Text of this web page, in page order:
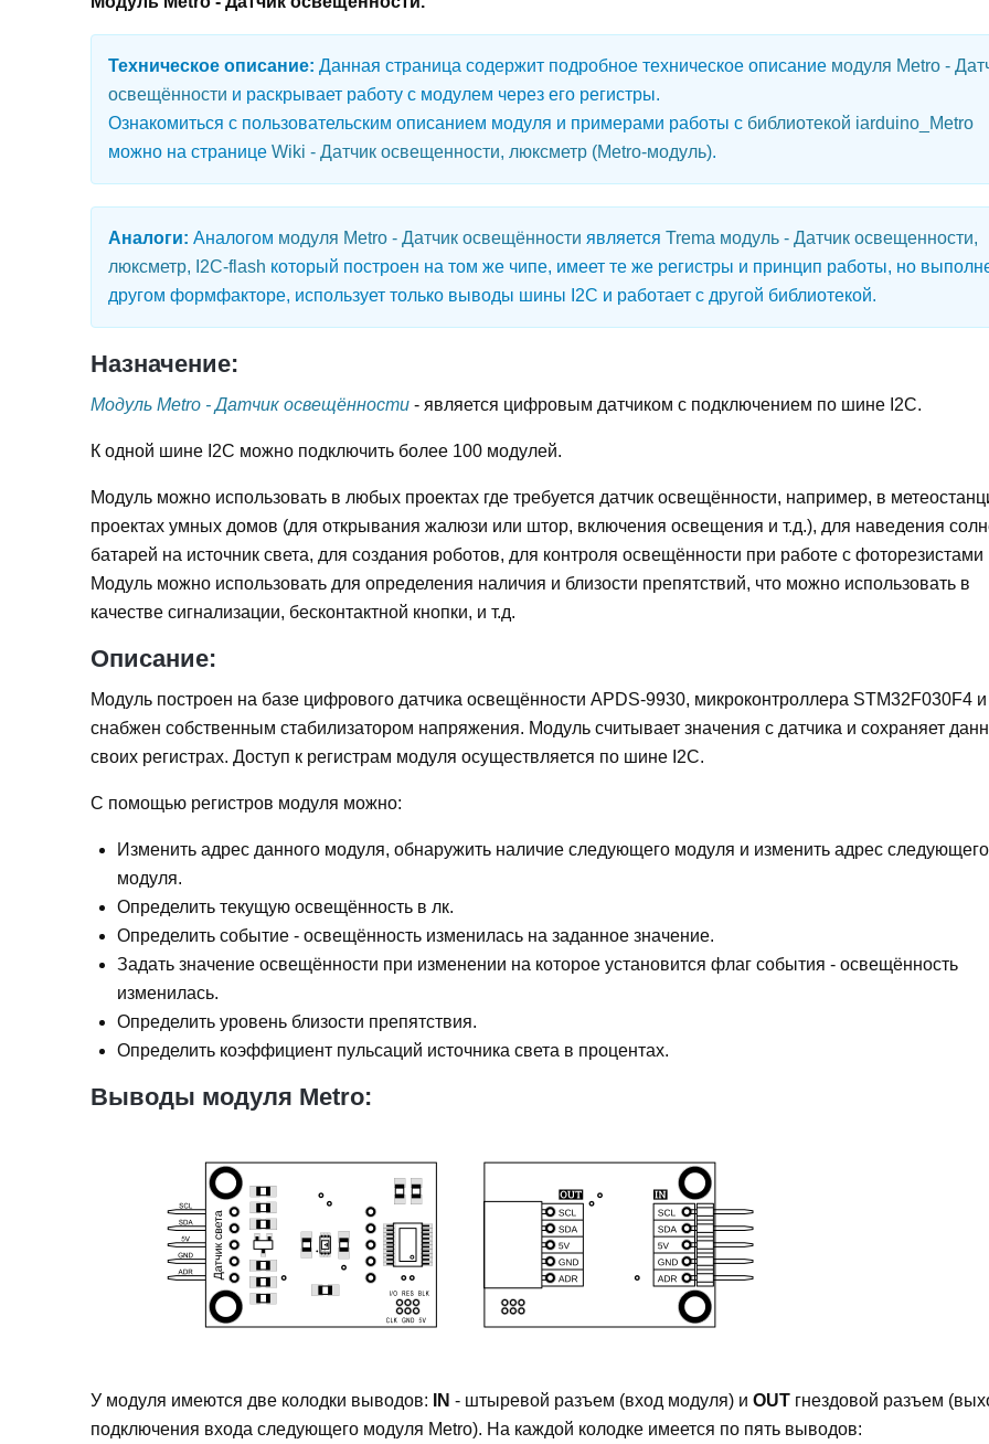
Техническое описание: Данная страница содержит подробное техническое описание модуля Metro -
освещённости и раскрывает работу с модулем через его регистры.
Ознакомиться с пользовательским описанием модуля и примерами работы с библиотекой iarduino_Metro
можно на странице Wiki - Датчик освещенности, люксметр (Metro-модуль).
Аналоги: Аналогом модуля Metro - Датчик освещённости является Trema модуль - Датчик освещенности,
люксметр, I2C-flash который построен на том же чипе, имеет те же регистры и принцип работы, но
другом формфакторе, использует только выводы шины I2C и работает с другой библиотекой.
Назначение:
Модуль Metro - Датчик освещённости - является цифровым датчиком с подключением по шине I2С.
К одной шине I2C можно подключить более 100 модулей.
Модуль можно использовать в любых проектах где требуется датчик освещённости, например, в
проектах умных домов (для открывания жалюзи или штор, включения освещения и т.д.), для наведения
батарей на источник света, для создания роботов, для контроля освещённости при работе с фоторезистами
Модуль можно использовать для определения наличия и близости препятствий, что можно использовать в
качестве сигнализации, бесконтактной кнопки, и т.д.
Описание:
Модуль построен на базе цифрового датчика освещённости APDS-9930, микроконтроллера STM32F030F4 и
снабжен собственным стабилизатором напряжения. Модуль считывает значения с датчика и сохраняет
своих регистрах. Доступ к регистрам модуля осуществляется по шине I2C.
С помощью регистров модуля можно:
Изменить адрес данного модуля, обнаружить наличие следующего модуля и изменить адрес следующего
модуля.
Определить текущую освещённость в лк.
Определить событие - освещённость изменилась на заданное значение.
Задать значение освещённости при изменении на которое установится флаг события - освещённость
изменилась.
Определить уровень близости препятствия.
Определить коэффициент пульсаций источника света в процентах.
Выводы модуля Metro:
У модуля имеются две колодки выводов: IN - штыревой разъем (вход модуля) и OUT гнездовой разъем
подключения входа следующего модуля Metro). На каждой колодке имеется по пять выводов: